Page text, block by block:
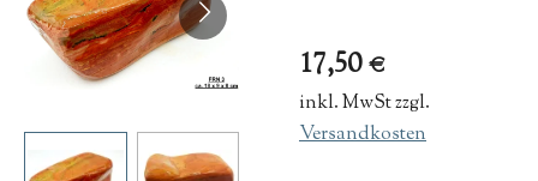
17,50 €
inkl. MwSt zzgl.
Versandkosten